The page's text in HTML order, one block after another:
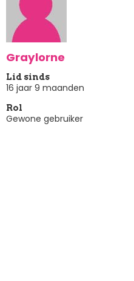
Graylorne
Lid sinds
16 jaar 9 maanden
Rol
Gewone gebruiker